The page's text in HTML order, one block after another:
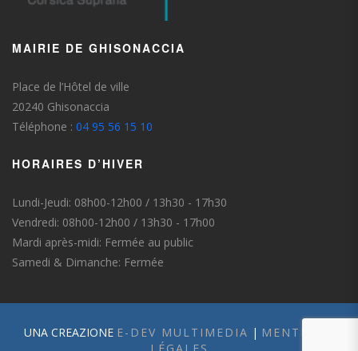
MAIRIE DE GHISONACCIA
Place de l’Hôtel de ville
20240 Ghisonaccia
Téléphone : 04 95 56 15 10
HORAIRES D’HIVER
Lundi-Jeudi: 08h00-12h00 / 13h30 - 17h30
Vendredi: 08h00-12h00 / 13h30 - 17h00
Mardi après-midi: Fermée au public
Samedi & Dimanche: Fermée
UNA CREAZIONE E-DEV MULTIMEDIA | MENTIONS